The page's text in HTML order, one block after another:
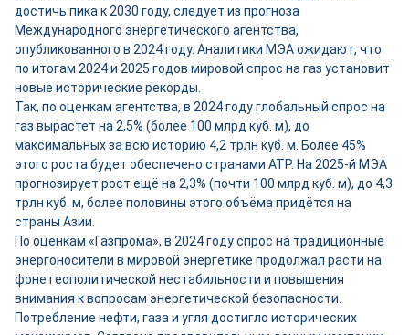
достичь пика к 2030 году, следует из прогноза
Международного энергетического агентства,
опубликованного в 2024 году. Аналитики МЭА ожидают, что
по итогам 2024 и 2025 годов мировой спрос на газ установит
новые исторические рекорды.
Так, по оценкам агентства, в 2024 году глобальный спрос на
газ вырастет на 2,5% (более 100 млрд куб. м), до
максимальных за всю историю 4,2 трлн куб. м. Более 45%
этого роста будет обеспечено странами АТР. На 2025-й МЭА
прогнозирует рост ещё на 2,3% (почти 100 млрд куб. м), до 4,3
трлн куб. м, более половины этого объёма придётся на
страны Азии.
По оценкам «Газпрома», в 2024 году спрос на традиционные
энергоносители в мировой энергетике продолжал расти на
фоне геополитической нестабильности и повышения
внимания к вопросам энергетической безопасности.
Потребление нефти, газа и угля достигло исторических